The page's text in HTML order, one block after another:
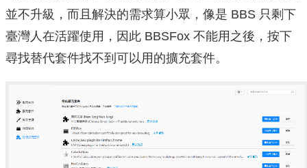
並不升級，而且解決的需求算小眾，像是 BBS 只剩下
臺灣人在活躍使用，因此 BBSFox 不能用之後，按下
尋找替代套件找不到可以用的擴充套件。